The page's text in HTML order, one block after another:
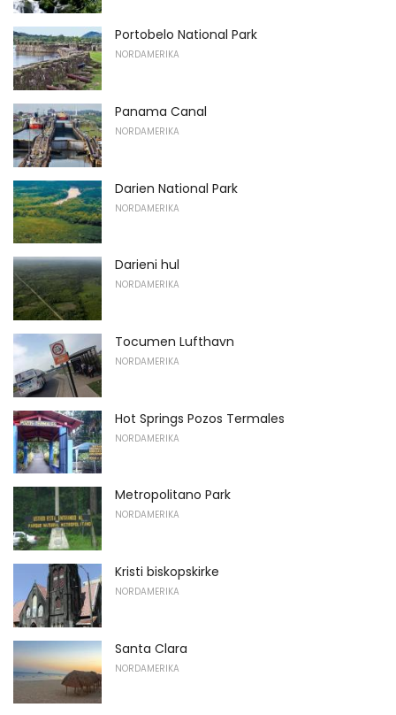
Portobelo National Park
NORDAMERIKA
Panama Canal
NORDAMERIKA
Darien National Park
NORDAMERIKA
Darieni hul
NORDAMERIKA
Tocumen Lufthavn
NORDAMERIKA
Hot Springs Pozos Termales
NORDAMERIKA
Metropolitano Park
NORDAMERIKA
Kristi biskopskirke
NORDAMERIKA
Santa Clara
NORDAMERIKA